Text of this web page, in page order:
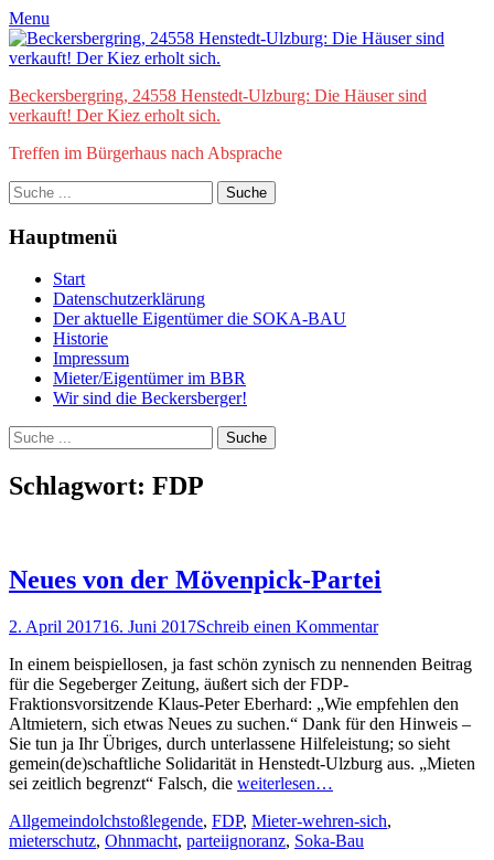
Zum
Inhalt
springen
Facebook
E-
Mail
Menu
Beckersbergring, 24558 Henstedt-Ulzburg: Die Häuser sind
verkauft! Der Kiez erholt sich.
Treffen im Bürgerhaus nach Absprache
Suche
nach:
Hauptmenü
Start
Datenschutzerklärung
Der aktuelle Eigentümer die SOKA-BAU
Historie
Impressum
Mieter/Eigentümer im BBR
Wir sind die Beckersberger!
bei
der
Suche
Suche
nach:
Schlagwort: FDP
Neues von der Mövenpick-Partei
Posted
2. April 201716. Juni 2017Schreib einen Kommentar
In einem beispiellosen, ja fast schön zynisch zu nennenden Beitrag
für die Segeberger Zeitung, äußert sich der FDP-
Fraktionsvorsitzende Klaus-Peter Eberhard: „Wie empfehlen den
Altmietern, sich etwas Neues zu suchen.“ Dank für den Hinweis –
Sie tun ja Ihr Übriges, durch unterlassene Hilfeleistung; so sieht
gemein(de)schaftliche Solidarität in Henstedt-Ulzburg aus. „Mieten
sei zeitlich begrenzt“ Falsch, die weiterlesen…
Kategorien
AllgemeinSchlagworte
dolchstoßlegende, FDP, Mieter-wehren-sich,
mieterschutz, Ohnmacht, parteiignoranz, Soka-Bau